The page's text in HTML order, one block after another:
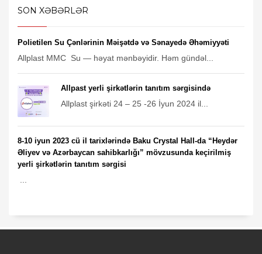
SON XƏBƏRLƏR
Polietilen Su Çənlərinin Məişətdə və Sənayedə Əhəmiyyəti
Allplast MMC Su — həyat mənbəyidir. Həm gündəl...
Allpast yerli şirkətlərin tanıtım sərgisində
Allplast şirkəti 24 – 25 -26 İyun 2024 il...
8-10 iyun 2023 cü il tarixlərində Baku Crystal Hall-da “Heydər
Əliyev və Azərbaycan sahibkarlığı” mövzusunda keçirilmiş
yerli şirkətlərin tanıtım sərgisi
...